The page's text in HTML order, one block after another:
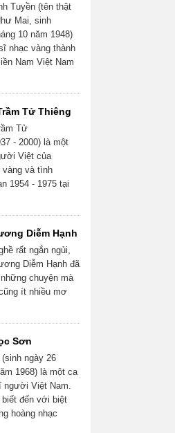
Tuyền (tên thật
Mai, sinh
10 năm 1948)
nhạc vàng thành
Nam Việt Nam
Tử Thiêng
Tử
- 2000) là một
Việt của
vàng và tình
1954 - 1975 tại
Diễm Hạnh
rất ngắn ngủi,
Diễm Hạnh đã
chuyện mà
ít nhiều mơ
Sơn
ngày 26
1968) là một ca
Việt Nam.
đến với biệt
hoàng nhạc